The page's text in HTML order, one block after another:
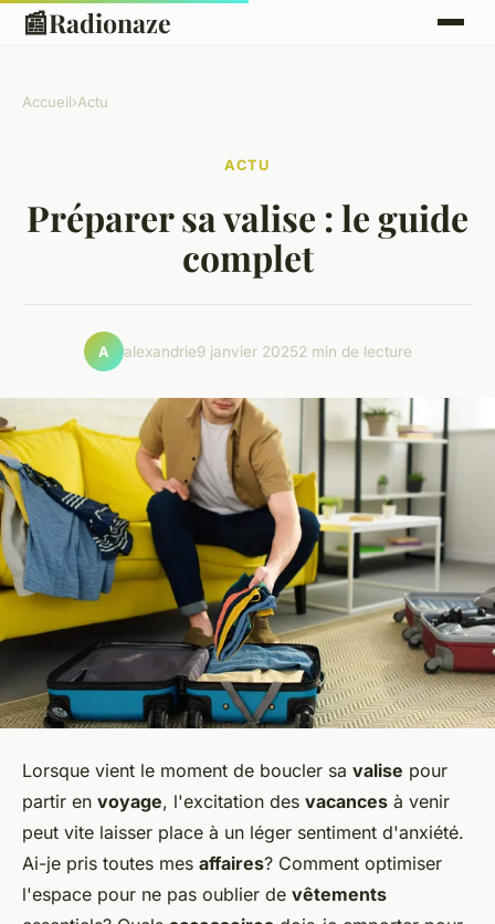
📰Radionaze
Accueil›Actu
ACTU
Préparer sa valise : le guide
complet
A alexandrie9 janvier 20252 min de lecture
Lorsque vient le moment de boucler sa valise pour
partir en voyage, l'excitation des vacances à venir
peut vite laisser place à un léger sentiment d'anxiété.
Ai-je pris toutes mes affaires? Comment optimiser
l'espace pour ne pas oublier de vêtements